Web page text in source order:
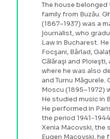
The house
family from Buzău.
(1867-1937) was a
journalist, who
Law in Bucharest.
Focşani, Bârlad,
Călăraşi and Ploieşti,
where he was also
and Turnu
Moscu (1895–1972)
He studied music in
He performed in
the period 1941-
Xenia Macovski, the
Eugen Macovski, he